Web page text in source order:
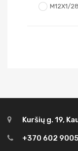
M12X1/
Kuršių g. 19,
+370 602